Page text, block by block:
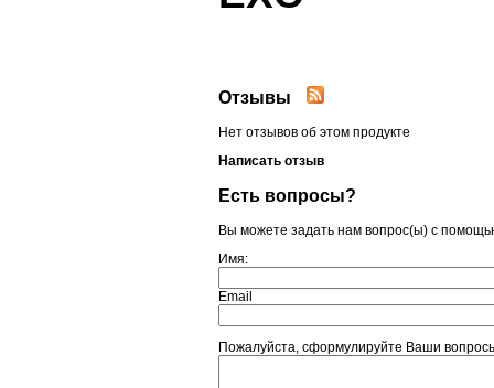
Отзывы
Нет отзывов об этом продукте
Написать отзыв
Есть вопросы?
Вы можете задать нам вопрос(ы) с
Имя:
Email
Пожалуйста, сформулируйте Ваши